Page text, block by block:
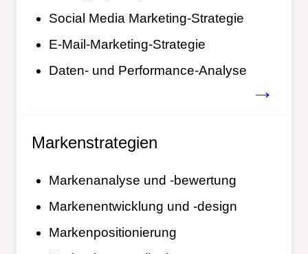
→
Social Media Marketing-Strategie
E-Mail-Marketing-Strategie
Daten- und Performance-Analyse
Markenstrategien
Markenanalyse und -bewertung
Markenentwicklung und -design
Markenpositionierung